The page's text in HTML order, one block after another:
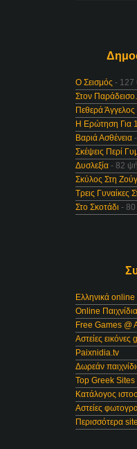
Ο Σεισμός - 127
Στον
Πεθερά Άγγελος
Η Ερώτηση Για
Βαριά Ασθένεια
Σκέψεις Περί
Δυσλεξία - 82
Σκύλος Στη
Τρεις Γυναίκες
Στο Σκοτάδι - 80
Ελληνικά online
Online
Free Games @
Αστείες εικόνες
Paixnidia.tv
Δωρεάν
Top Greek Sites
Κατάλογος
Αστείες
Περισσότερα